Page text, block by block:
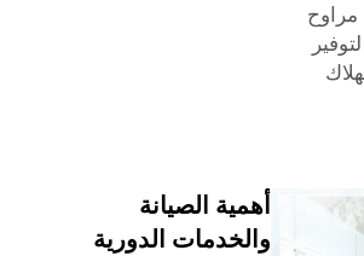
أهمية الصيانة
والخدمات الدورية